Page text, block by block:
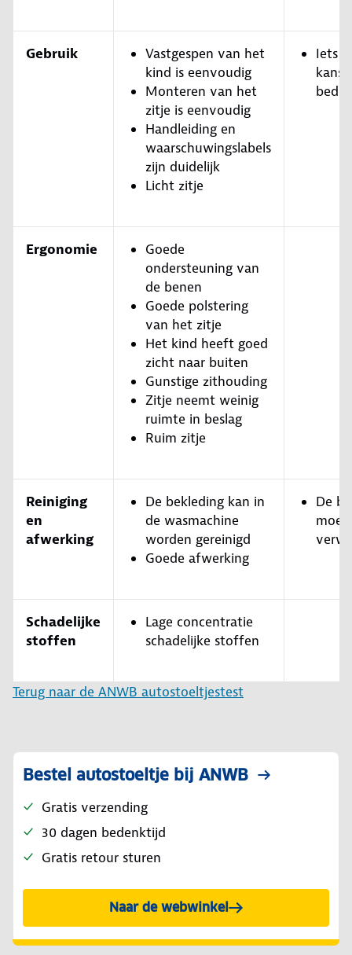
Gebruik
Vastgespen van het
kind is eenvoudig
Monteren van het
zitje is eenvoudig
Handleiding en
waarschuwingslabels
zijn duidelijk
Licht zitje
Iets
kans
Ergonomie
Goede
ondersteuning van
de benen
Goede polstering
van het zitje
Het kind heeft goed
zicht naar buiten
Gunstige zithouding
Zitje neemt weinig
ruimte in beslag
Ruim zitje
Reiniging
en
afwerking
De bekleding kan in
de wasmachine
worden gereinigd
Goede afwerking
De
Schadelijke
stoffen
Lage concentratie
schadelijke stoffen
Terug naar de ANWB autostoeltjestest
Bestel autostoeltje bij ANWB
Gratis verzending
30 dagen bedenktijd
Gratis retour sturen
Naar de webwinkel